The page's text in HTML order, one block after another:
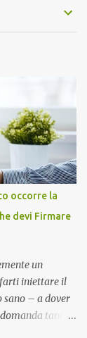
occorre la
devi Firmare
un
iniettare il
sano – a dover
tanto